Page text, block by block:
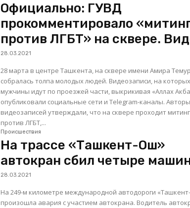
Официально: ГУВД
прокомментировало
против ЛГБТ» на сквере.
28.03.2021
28 марта в центре Ташкента, на сквере имени Амира
собралась толпа молодых людей. Видеозаписи, на которых
мужчины идут по проезжей части, выкрикивая «Аллах
опубликовали социальные сети и Telegram-каналы. Авторы
видеозаписей утверждали, что на сквере проходит митинг
против ЛГБТ,...
Происшествия
На трассе «Ташкент-Ош»
автокран сбил четыре
28.03.2021
На 249-м километре международной автодороги
произошла авария с участием автокрана. Водитель автокрана,